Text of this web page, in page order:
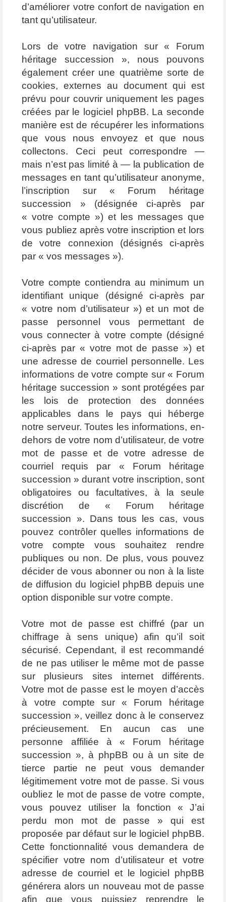
d’améliorer votre confort de navigation en
tant qu’utilisateur.
Lors de votre navigation sur « Forum
héritage succession », nous pouvons
également créer une quatrième sorte de
cookies, externes au document qui est
prévu pour couvrir uniquement les pages
créées par le logiciel phpBB. La seconde
manière est de récupérer les informations
que vous nous envoyez et que nous
collectons. Ceci peut correspondre —
mais n’est pas limité à — la publication de
messages en tant qu’utilisateur anonyme,
l’inscription sur « Forum héritage
succession » (désignée ci-après par
« votre compte ») et les messages que
vous publiez après votre inscription et lors
de votre connexion (désignés ci-après
par « vos messages »).
Votre compte contiendra au minimum un
identifiant unique (désigné ci-après par
« votre nom d’utilisateur ») et un mot de
passe personnel vous permettant de
vous connecter à votre compte (désigné
ci-après par « votre mot de passe ») et
une adresse de courriel personnelle. Les
informations de votre compte sur « Forum
héritage succession » sont protégées par
les lois de protection des données
applicables dans le pays qui héberge
notre serveur. Toutes les informations, en-
dehors de votre nom d’utilisateur, de votre
mot de passe et de votre adresse de
courriel requis par « Forum héritage
succession » durant votre inscription, sont
obligatoires ou facultatives, à la seule
discrétion de « Forum héritage
succession ». Dans tous les cas, vous
pouvez contrôler quelles informations de
votre compte vous souhaitez rendre
publiques ou non. De plus, vous pouvez
décider de vous abonner ou non à la liste
de diffusion du logiciel phpBB depuis une
option disponible sur votre compte.
Votre mot de passe est chiffré (par un
chiffrage à sens unique) afin qu’il soit
sécurisé. Cependant, il est recommandé
de ne pas utiliser le même mot de passe
sur plusieurs sites internet différents.
Votre mot de passe est le moyen d’accès
à votre compte sur « Forum héritage
succession », veillez donc à le conservez
précieusement. En aucun cas une
personne affiliée à « Forum héritage
succession », à phpBB ou à un site de
tierce partie ne peut vous demander
légitimement votre mot de passe. Si vous
oubliez le mot de passe de votre compte,
vous pouvez utiliser la fonction « J’ai
perdu mon mot de passe » qui est
proposée par défaut sur le logiciel phpBB.
Cette fonctionnalité vous demandera de
spécifier votre nom d’utilisateur et votre
adresse de courriel et le logiciel phpBB
générera alors un nouveau mot de passe
afin que vous puissiez reprendre le